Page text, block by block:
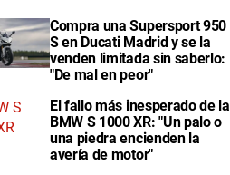
Compra una Supersport 950
S en Ducati Madrid y se la
venden limitada sin saberlo:
"De mal en peor"
El fallo más inesperado de la
BMW S 1000 XR: "Un palo o
una piedra encienden la
avería de motor"